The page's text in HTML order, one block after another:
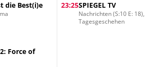
die Best(i)e
Force of
23:25SPIEGEL TV
Nachrichten (S:10 E: 18),
Tagesgeschehen